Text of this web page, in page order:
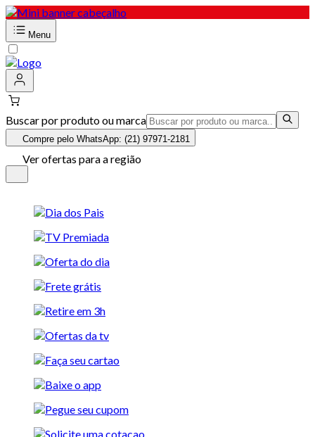
Menu
Buscar por produto ou marca
Compre pelo WhatsApp: (21) 97971-2181
Ver ofertas para a região